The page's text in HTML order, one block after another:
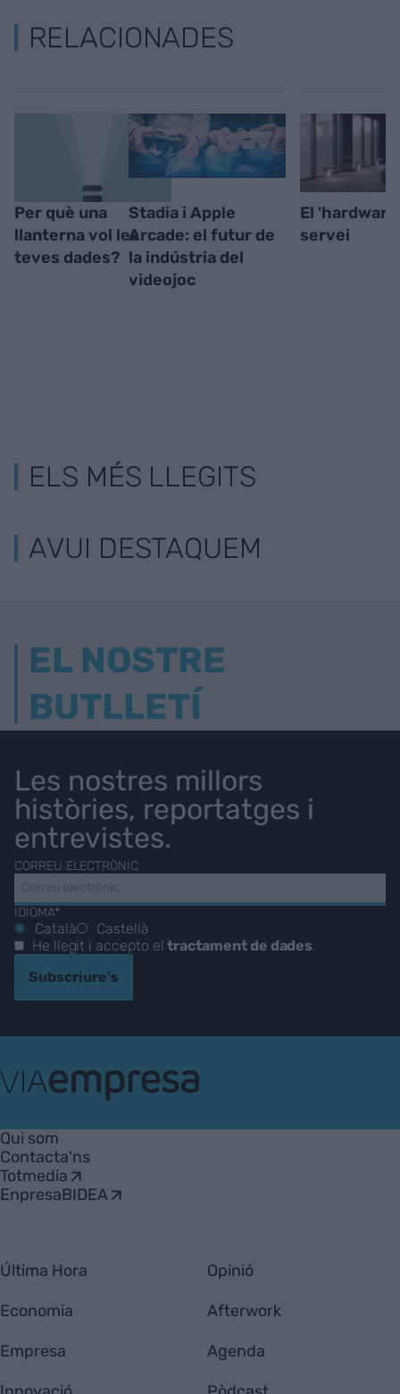
RELACIONADES
Per què una
llanterna vol les
teves dades?
Stadia i Apple
Arcade: el futur de
la indústria del
videojoc
El
servei
ELS MÉS LLEGITS
AVUI DESTAQUEM
EL NOSTRE
BUTLLETÍ
Les nostres millors
històries, reportatges i
entrevistes.
CORREU ELECTRÒNIC
IDIOMA*
Català
Castellà
He llegit i accepto eltractament de dades.
Subscriure's
Empresa
Qui som
Contacta'ns
Totmedia
EnpresaBIDEA
Última Hora
Economia
Empresa
Opinió
Afterwork
Agenda